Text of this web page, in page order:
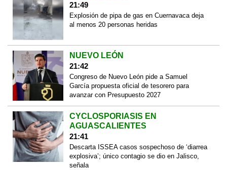
21:49
Explosión de pipa de gas en Cuernavaca deja
al menos 20 personas heridas
NUEVO LEÓN
21:42
Congreso de Nuevo León pide a Samuel
García propuesta oficial de tesorero para
avanzar con Presupuesto 2027
CYCLOSPORIASIS EN
AGUASCALIENTES
21:41
Descarta ISSEA casos sospechoso de ‘diarrea
explosiva’; único contagio se dio en Jalisco,
señala